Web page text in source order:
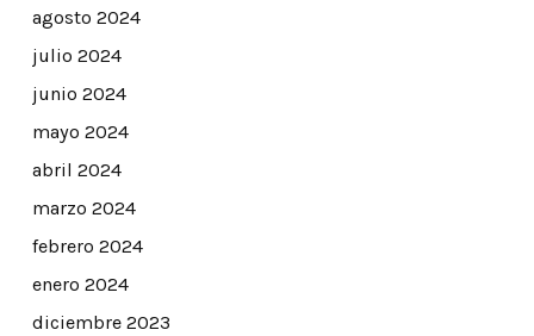
agosto 2024
julio 2024
junio 2024
mayo 2024
abril 2024
marzo 2024
febrero 2024
enero 2024
diciembre 2023